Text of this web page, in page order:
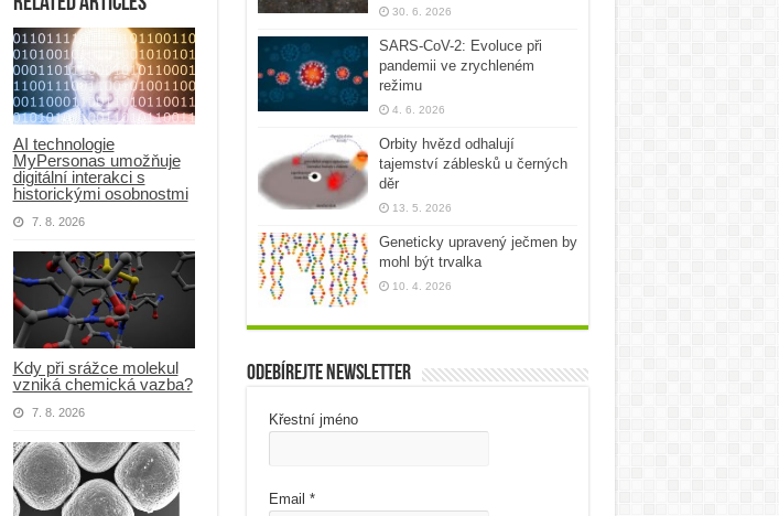
AI technologie
MyPersonas umožňuje
digitální interakci s
historickými osobnostmi
7. 8. 2026
Kdy při srážce molekul
vzniká chemická vazba?
7. 8. 2026
30. 6. 2026
SARS-CoV-2: Evoluce při
pandemii ve zrychleném
režimu
4. 6. 2026
Orbity hvězd odhalují
tajemství záblesků u černých
děr
13. 5. 2026
Geneticky upravený ječmen by
mohl být trvalka
10. 4. 2026
Odebírejte newsletter
Křestní jméno
Email *